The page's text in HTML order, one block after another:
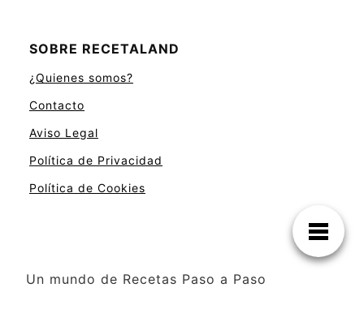
SOBRE RECETALAND
¿Quienes somos?
Contacto
Aviso Legal
Política de Privacidad
Política de Cookies
Un mundo de Recetas Paso a Paso